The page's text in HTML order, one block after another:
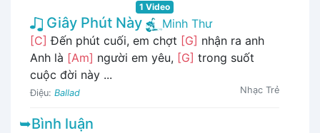
1 Video
Giây Phút Này
Minh Thư
[C] Đến phút cuối, em chợt [G] nhận ra anh
Anh là [Am] người em yêu, [G] trong suốt
cuộc đời này ...
Điệu: Ballad Nhạc Trẻ
➥Bình luận